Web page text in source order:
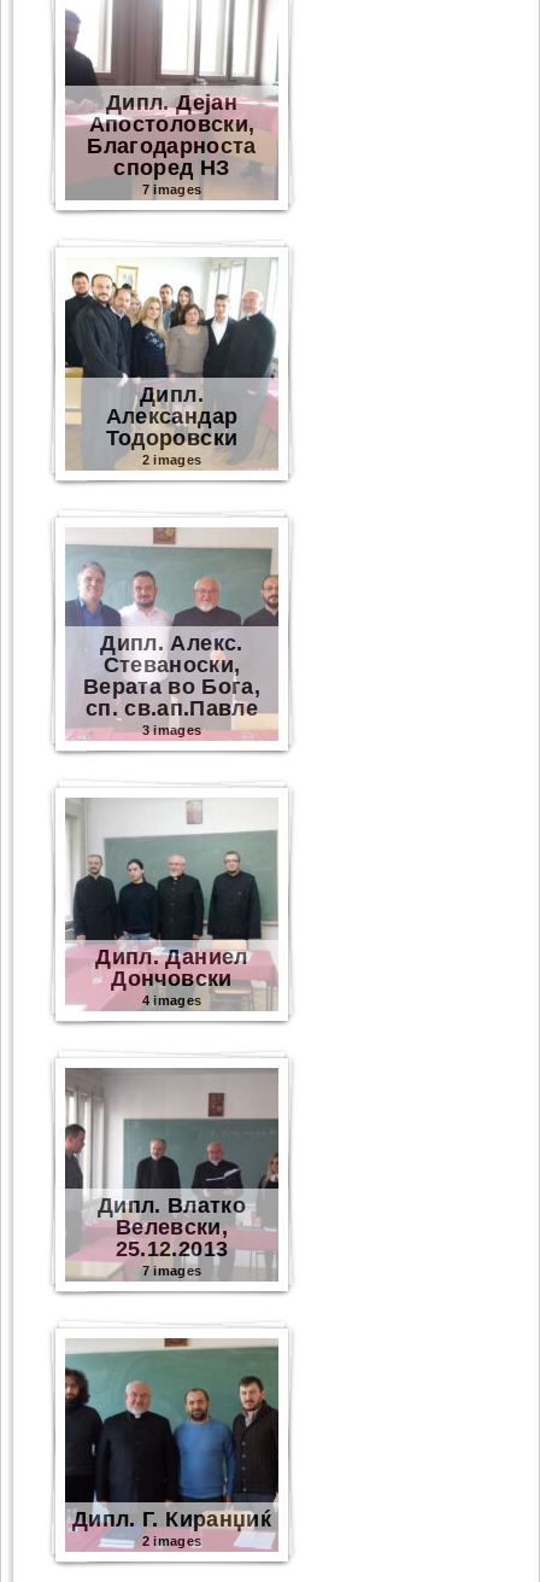
Дипл. Дејан
Апостоловски,
Благодарноста
според НЗ
7 images
Дипл.
Александар
Тодоровски
2 images
Дипл. Алекс.
Стеваноски,
Верата во Бога,
сп. св.ап.Павле
3 images
Дипл. Даниел
Дончовски
4 images
Дипл. Влатко
Велевски,
25.12.2013
7 images
Дипл. Г. Киранџиќ
2 images